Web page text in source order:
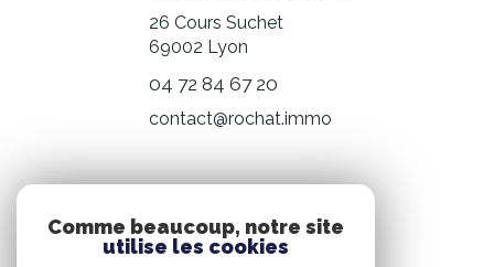
26 Cours Suchet
69002 Lyon
04 72 84 67 20
contact@rochat.immo
Nous suivre
Comme beaucoup, notre site
utilise les cookies